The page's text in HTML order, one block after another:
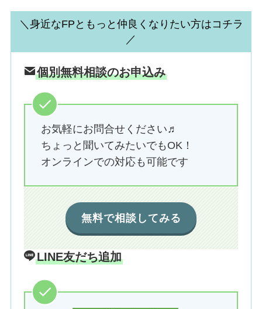
＼身近なFPともっと仲良くなりたい方はコチラ
／
個別無料相談のお申込み
お気軽にお問合せください♬
ちょっと聞いてみたいでもOK！
オンラインでの対応も可能です
無料で相談してみる
LINE友だち追加